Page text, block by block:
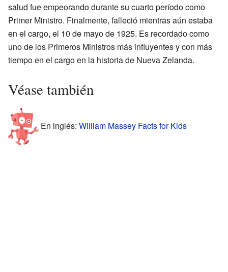
salud fue empeorando durante su cuarto período como
Primer Ministro. Finalmente, falleció mientras aún estaba
en el cargo, el 10 de mayo de 1925. Es recordado como
uno de los Primeros Ministros más influyentes y con más
tiempo en el cargo en la historia de Nueva Zelanda.
Véase también
En inglés: William Massey Facts for Kids